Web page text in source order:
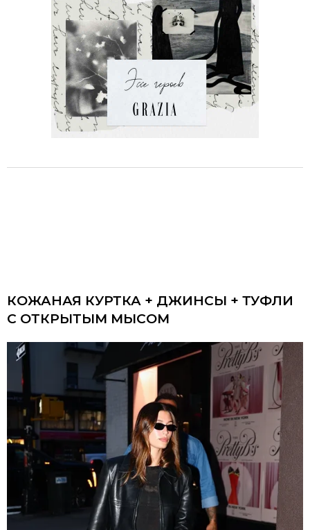
КОЖАНАЯ КУРТКА + ДЖИНСЫ + ТУФЛИ
С ОТКРЫТЫМ МЫСОМ